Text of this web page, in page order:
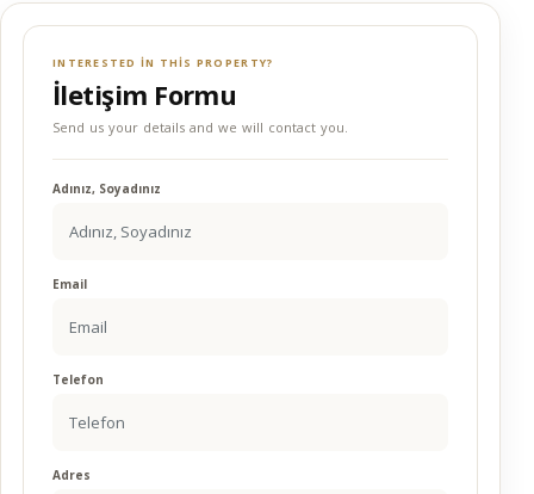
INTERESTED IN THIS PROPERTY?
İletişim Formu
Send us your details and we will contact you.
Adınız, Soyadınız
Email
Telefon
Adres